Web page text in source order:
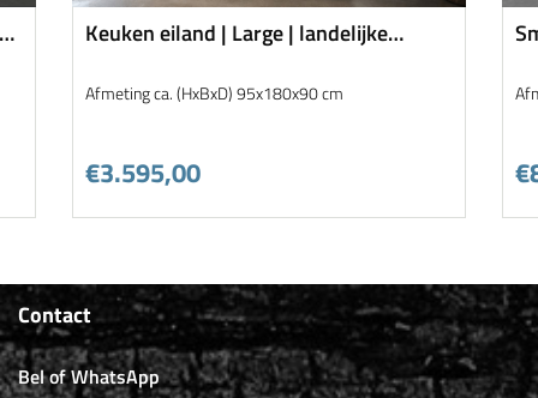
|
Keuken eiland | Large | landelijke
Afmeting ca. (HxBxD) 95x180x90 cm
€3.595,00
Contact
Bel of WhatsApp